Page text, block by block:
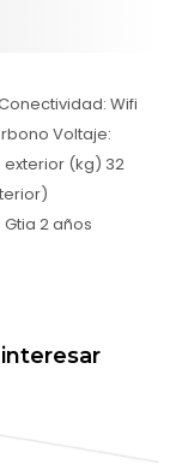
Wifi
Voltaje:
exterior (kg) 32
Gtia 2 años